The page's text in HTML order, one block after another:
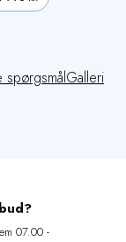
spørgsmålGalleri
07.00 -